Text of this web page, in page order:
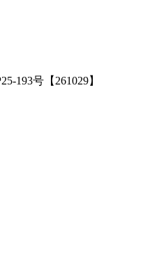
193号【261029】